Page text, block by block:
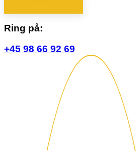
Ring på:
+45 98 66 92 69